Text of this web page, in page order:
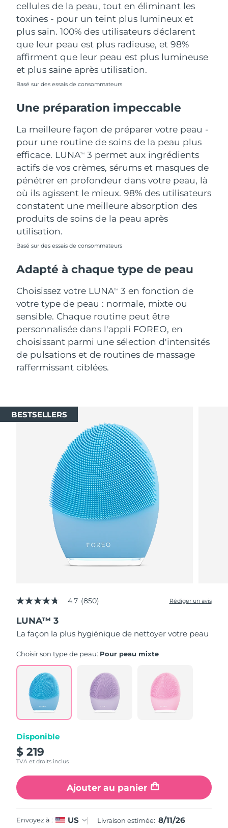
cellules de la peau, tout en éliminant les
toxines - pour un teint plus lumineux et
plus sain. 100% des utilisateurs déclarent
que leur peau est plus radieuse, et 98%
affirment que leur peau est plus lumineuse
et plus saine après utilisation.
Basé sur des essais de consommateurs
Une préparation impeccable
La meilleure façon de préparer votre peau -
pour une routine de soins de la peau plus
efficace. LUNATM
3 permet aux ingrédients
actifs de vos crèmes, sérums et masques de
pénétrer en profondeur dans votre peau, là
où ils agissent le mieux. 98% des utilisateurs
constatent une meilleure absorption des
produits de soins de la peau après
utilisation.
Basé sur des essais de consommateurs
Adapté à chaque type de peau
Choisissez votre LUNATM
3 en fonction de
votre type de peau : normale, mixte ou
sensible. Chaque routine peut être
personnalisée dans l'appli FOREO, en
choisissant parmi une sélection d'intensités
de pulsations et de routines de massage
raffermissant ciblées.
BESTSELLERS
4.7
sur
5,
valeur
la
moyenne.
Read
850
Reviews.
Lien
la
page.
4.7 (850) Rédiger un avis
LUNA™ 3
La façon la plus hygiénique de nettoyer votre peau
Choisir son type de peau: Pour peau mixte
Disponible
$ 219
TVA et droits inclus
Ajouter au panier
Envoyez à : US Livraison estimée: 8/11/26